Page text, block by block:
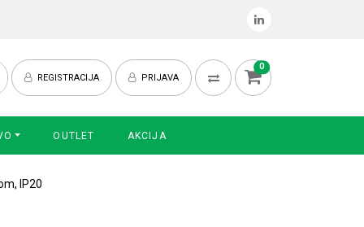
REGISTRACIJA PRIJAVA
0
OUTLET AKCIJA
IP20